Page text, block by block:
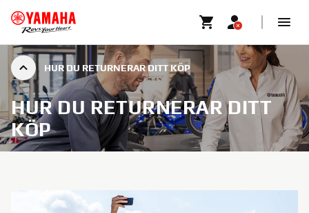
HUR DU RETURNERAR DITT KÖP
HUR DU RETURNERAR DITT
KÖP